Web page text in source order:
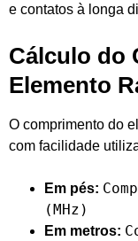
e contatos à longa
Cálculo do
Elemento
O comprimento do
com facilidade
Em pés:
(MHz)
Em metros: